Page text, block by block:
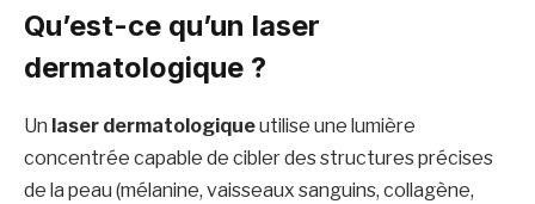
Qu’est-ce qu’un laser
dermatologique ?
Un laser dermatologiqueutilise une lumière
concentrée capable de cibler des structures précises
de la peau (mélanine, vaisseaux sanguins, collagène,